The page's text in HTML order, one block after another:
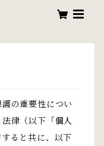
の重要性につい
律（以下「個人
ると共に、以下